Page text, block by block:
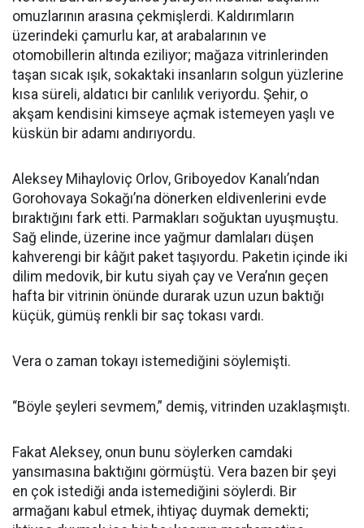
omuzlarının arasına çekmişlerdi. Kaldırımların
üzerindeki çamurlu kar, at arabalarının ve
otomobillerin altında eziliyor; mağaza vitrinlerinden
taşan sıcak ışık, sokaktaki insanların solgun yüzlerine
kısa süreli, aldatıcı bir canlılık veriyordu. Şehir, o
akşam kendisini kimseye açmak istemeyen yaşlı ve
küskün bir adamı andırıyordu.
Aleksey Mihayloviç Orlov, Griboyedov Kanalı’ndan
Gorohovaya Sokağı’na dönerken eldivenlerini evde
bıraktığını fark etti. Parmakları soğuktan uyuşmuştu.
Sağ elinde, üzerine ince yağmur damlaları düşen
kahverengi bir kâğıt paket taşıyordu. Paketin içinde iki
dilim medovik, bir kutu siyah çay ve Vera’nın geçen
hafta bir vitrinin önünde durarak uzun uzun baktığı
küçük, gümüş renkli bir saç tokası vardı.
Vera o zaman tokayı istemediğini söylemişti.
“Böyle şeyleri sevmem,” demiş, vitrinden uzaklaşmıştı.
Fakat Aleksey, onun bunu söylerken camdaki
yansımasına baktığını görmüştü. Vera bazen bir şeyi
en çok istediği anda istemediğini söylerdi. Bir
armağanı kabul etmek, ihtiyaç duymak demekti;